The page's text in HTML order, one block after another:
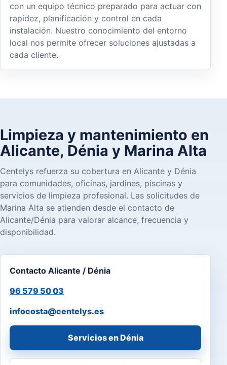
con un equipo técnico preparado para actuar con
rapidez, planificación y control en cada
instalación. Nuestro conocimiento del entorno
local nos permite ofrecer soluciones ajustadas a
cada cliente.
Limpieza y mantenimiento en
Alicante, Dénia y Marina Alta
Centelys refuerza su cobertura en Alicante y Dénia
para comunidades, oficinas, jardines, piscinas y
servicios de limpieza profesional. Las solicitudes de
Marina Alta se atienden desde el contacto de
Alicante/Dénia para valorar alcance, frecuencia y
disponibilidad.
Contacto Alicante / Dénia
96 579 50 03
infocosta@centelys.es
Servicios en Dénia